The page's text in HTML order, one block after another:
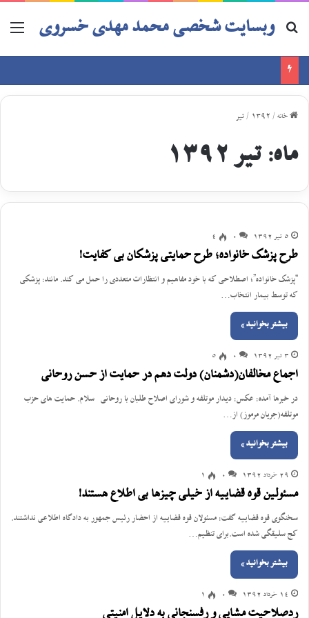
وبسایت شخصی محمد مهدی خسروی
خانه /
1392
/ تیر
ماه:تیر 1392
5 تیر 1392 0
4
طرح پزشک خانواده؛ طرح حمایتی پزشکان بی کفایت!
“پزشک خانواده”؛ اصطلاحی که با خود مفاهیم و انتظارات متعددی را حمل می کند. مانند: پزشکی
که توسط بیمار انتخاب…
بیشتر بخوانید »
3 تیر 1392 0
5
اجماع مخالفان(دشمنان) دولت دهم در حمایت از حسن روحانی
در خبرها آمده: عکس: دیدار موتلفه و شورای اصلاح طلبان با روحانی سلام. حمایت های حزب
موتلفه(جریان مرموز) از…
بیشتر بخوانید »
29 خرداد 1392 0
1
مسئولین قوه قضاییه از خیلی چیزها بی اطلاع هستند!
سخنگوی قوه قضاییه گفت: مسئولان قوه قضاییه از احضار رئیس جمهور به دادگاه اطلاعی نداشتند.
کج سلیقگی شده است.برای تنظیم…
بیشتر بخوانید »
14 خرداد 1392 0
1
ردصلاحیت مشایی و رفسنجانی به دلایل امنیتی